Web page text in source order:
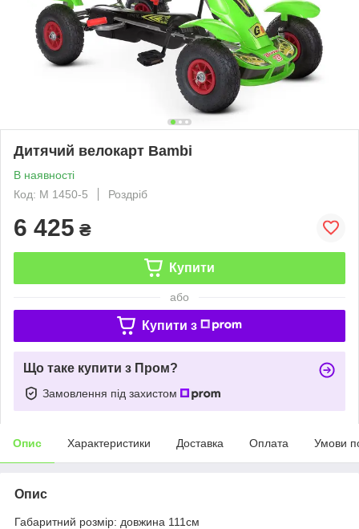
Дитячий велокарт Bambi
В наявності
Код: M 1450-5
Роздріб
6 425 ₴
Купити
або
Купити з
Що таке купити з Пром?
Замовлення під захистом
Опис Характеристики Доставка Оплата Умови
Опис
Габаритний розмір: довжина 111см